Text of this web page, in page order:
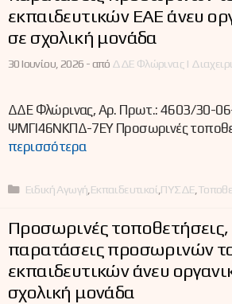
εκπαιδευτικών ΕΑΕ άνευ
σε σχολική μονάδα
30 Ιουνίου, 2026 -από ΔΔΕ Φλώρινας |
ΔΔΕ Φλώρινας, Αρ. Πρωτ.: 4603/30-
ΨΜΓΙ46ΝΚΠΔ-7ΕΥ Προσωρινές
περισσότερα
Κατηγορίες
Ειδική Αγωγή Εκπαιδευτικοί ΠΥΣΔΕ
Προσωρινές τοποθετήσεις,
παρατάσεις προσωρινών
εκπαιδευτικών άνευ
σχολική μονάδα